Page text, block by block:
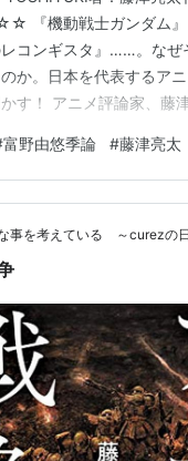
『機動戦士ガンダム』
コンギスタ』……。なぜ
か。日本を代表するア
す！ アニメ評論家、藤
戦争」でもそうでしたが
だけだと、論評にはな
ローチをはっきりさせ
そこから導き出される答
やっているので、そうい
富野由悠季論 #藤津亮太
事を考えている ～curezの